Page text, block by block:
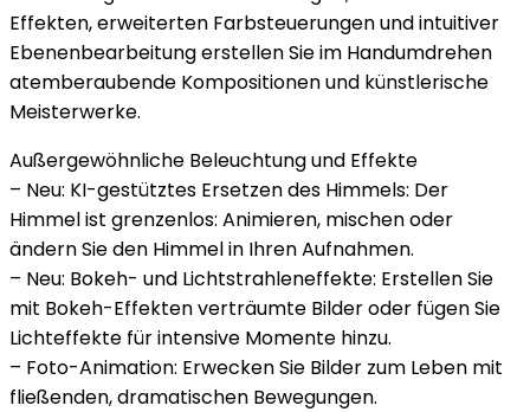
Effekten, erweiterten Farbsteuerungen und intuitiver
Ebenenbearbeitung erstellen Sie im Handumdrehen
atemberaubende Kompositionen und künstlerische
Meisterwerke.
Außergewöhnliche Beleuchtung und Effekte
– Neu: KI-gestütztes Ersetzen des Himmels: Der
Himmel ist grenzenlos: Animieren, mischen oder
ändern Sie den Himmel in Ihren Aufnahmen.
– Neu: Bokeh- und Lichtstrahleneffekte: Erstellen Sie
mit Bokeh-Effekten verträumte Bilder oder fügen Sie
Lichteffekte für intensive Momente hinzu.
– Foto-Animation: Erwecken Sie Bilder zum Leben mit
fließenden, dramatischen Bewegungen.